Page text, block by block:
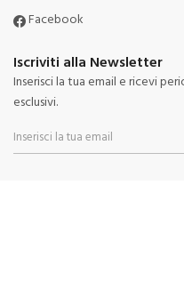
Facebook
Iscriviti alla Newsletter
Inserisci la tua email e ricevi
esclusivi.